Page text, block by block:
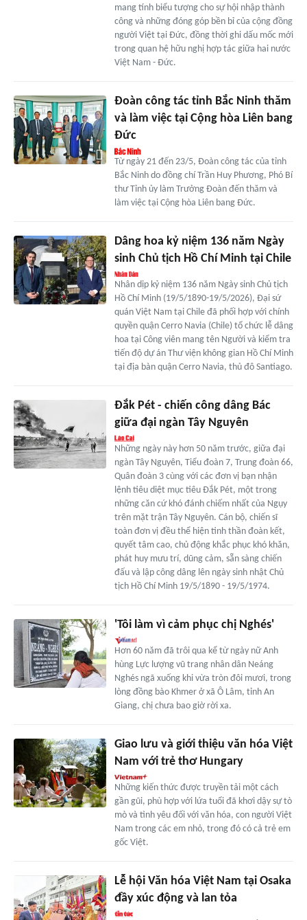
mang tính biểu tượng cho sự hội nhập thành
công và những đóng góp bền bỉ của cộng đồng
người Việt tại Đức, đồng thời ghi dấu mốc mới
trong quan hệ hữu nghị hợp tác giữa hai nước
Việt Nam - Đức.
Đoàn công tác tỉnh Bắc Ninh thăm
và làm việc tại Cộng hòa Liên bang
Đức
Từ ngày 21 đến 23/5, Đoàn công tác của tỉnh
Bắc Ninh do đồng chí Trần Huy Phương, Phó Bí
thư Tỉnh ủy làm Trưởng Đoàn đến thăm và
làm việc tại Cộng hòa Liên bang Đức.
Dâng hoa kỷ niệm 136 năm Ngày
sinh Chủ tịch Hồ Chí Minh tại Chile
Nhân dịp kỷ niệm 136 năm Ngày sinh Chủ tịch
Hồ Chí Minh (19/5/1890-19/5/2026), Đại sứ
quán Việt Nam tại Chile đã phối hợp với chính
quyền quận Cerro Navia (Chile) tổ chức lễ dâng
hoa tại Công viên mang tên Người và kiểm tra
tiến độ dự án Thư viện không gian Hồ Chí Minh
tại địa bàn quận Cerro Navia, thủ đô Santiago.
Đắk Pét - chiến công dâng Bác
giữa đại ngàn Tây Nguyên
Những ngày này hơn 50 năm trước, giữa đại
ngàn Tây Nguyên, Tiểu đoàn 7, Trung đoàn 66,
Quân đoàn 3 cùng với các đơn vị bạn nhận
lệnh tiêu diệt mục tiêu Đắk Pét, một trong
những căn cứ khó đánh chiếm nhất của Ngụy
trên mặt trận Tây Nguyên. Cán bộ, chiến sĩ
toàn đơn vị đều thể hiện tinh thần đoàn kết,
quyết tâm cao, chủ động khắc phục khó khăn,
phát huy mưu trí, dũng cảm, sẵn sàng chiến
đấu và lập công dâng lên ngày sinh nhật Chủ
tịch Hồ Chí Minh 19/5/1890 - 19/5/1974.
'Tôi làm vì cảm phục chị Nghés'
Hơn 60 năm đã trôi qua kể từ ngày nữ Anh
hùng Lực lượng vũ trang nhân dân Neáng
Nghés ngã xuống khi vừa tròn đôi mươi, trong
lòng đồng bào Khmer ở xã Ô Lâm, tỉnh An
Giang, chị chưa bao giờ rời xa.
Giao lưu và giới thiệu văn hóa Việt
Nam với trẻ thơ Hungary
Những kiến thức được truyền tải một cách
gần gũi, phù hợp với lứa tuổi đã khơi dậy sự tò
mò và tình yêu đối với văn hóa, con người Việt
Nam trong các em nhỏ, trong đó có cả trẻ em
gốc Việt.
Lễ hội Văn hóa Việt Nam tại Osaka
đầy xúc động và lan tỏa